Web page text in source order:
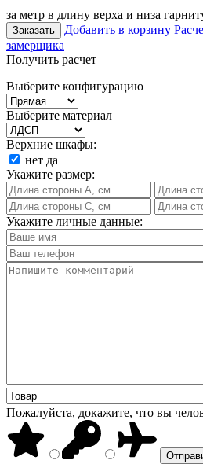
за метр в длину верха и низа
Заказать Добавить в корзину
замерщика
Получить расчет
Выберите конфигурацию
Выберите материал
Верхние шкафы:
нет да
Укажите размер:
Укажите личные данные:
Пожалуйста, докажите, что вы